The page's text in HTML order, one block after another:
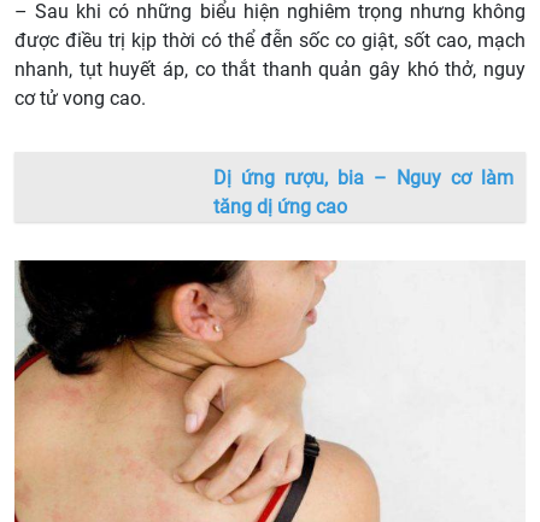
– Sau khi có những biểu hiện nghiêm trọng nhưng không
được điều trị kịp thời có thể đễn sốc co giật, sốt cao, mạch
nhanh, tụt huyết áp, co thắt thanh quản gây khó thở, nguy
cơ tử vong cao.
Dị ứng rượu, bia – Nguy cơ làm
tăng dị ứng cao